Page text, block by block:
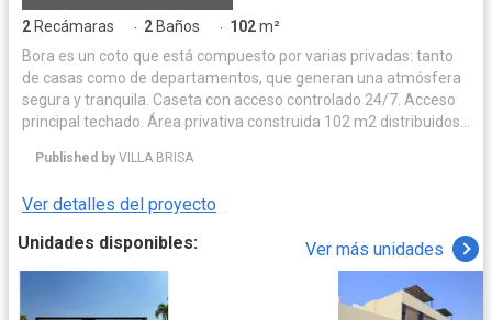
2 Recámaras · 2 Baños · 102m²
Bora es un coto que está compuesto por varias privadas: tanto
de casas como de departamentos, que generan una atmósfera
segura y tranquila. Caseta con acceso controlado 24/7. Acceso
principal techado. Área privativa construida 102 m2 distribuidos
parrilla y campana). •Medio baño. •Área de lavado. •Recamara
secundaria closet y baño completo. •24 M2 de Cochera techada
para dos vehículos por departamento. Área privativa sin
construir: Roof top compartido AREA DE AMENIDADES
•Estacionamiento para visitantes y residentes. •Salón de usos
múltiples. •Sanitarios con regaderas mujer y hombre. •Terraza
Published by VILLA BRISA
Ver detalles del proyecto
Unidades disponibles:
Ver más unidades